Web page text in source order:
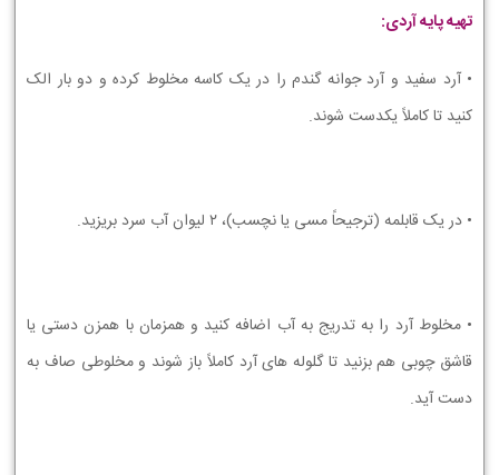
تهیه پایه آردی:
• آرد سفید و آرد جوانه گندم را در یک کاسه مخلوط کرده و دو بار الک
کنید تا کاملاً یکدست شوند.
• در یک قابلمه (ترجیحاً مسی یا نچسب)، ۲ لیوان آب سرد بریزید.
• مخلوط آرد را به تدریج به آب اضافه کنید و همزمان با همزن دستی یا
قاشق چوبی هم بزنید تا گلوله های آرد کاملاً باز شوند و مخلوطی صاف به
دست آید.